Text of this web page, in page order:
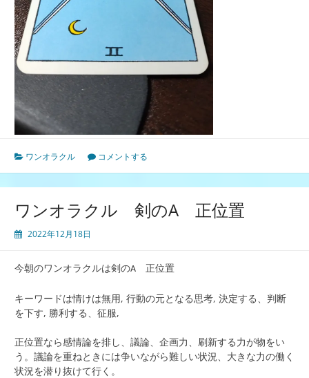
ワンオラクル コメントする
ワンオラクル 剣のA 正位置
2022年12月18日
今朝のワンオラクルは剣のA 正位置
キーワードは情けは無用, 行動の元となる思考, 決定する、判断
を下す, 勝利する、征服,
正位置なら感情論を排し、議論、企画力、刷新する力が物をい
う。議論を重ねときには争いながら難しい状況、大きな力の働く
状況を潜り抜けて行く。